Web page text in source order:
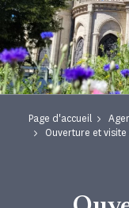
Page d'accueil
Ouverture et